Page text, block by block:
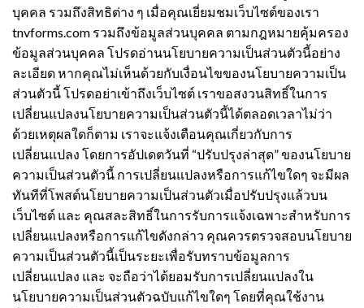
บุคคล รวมถึงสิทธิต่าง ๆ เมื่อคุณเยี่ยมชมเว็บไซต์ของเรา
tnvforms.com รวมถึงข้อมูลส่วนบุคคล ตามกฎหมายคุ้มครอง
ข้อมูลส่วนบุคคล โปรดอ่านนโยบายความเป็นส่วนตัวนี้อย่าง
ละเอียด หากคุณไม่เห็นด้วยกับเงื่อนไขของนโยบายความเป็น
ส่วนตัวนี้ โปรดอย่าเข้าถึงเว็บไซต์ เราขอสงวนสิทธิ์ในการ
เปลี่ยนแปลงนโยบายความเป็นส่วนตัวนี้ได้ตลอดเวลาไม่ว่า
ด้วยเหตุผลใดก็ตาม เราจะแจ้งเตือนคุณเกี่ยวกับการ
เปลี่ยนแปลง โดยการอัปเดตวันที่ “ปรับปรุงล่าสุด” ของนโยบาย
ความเป็นส่วนตัวนี้ การเปลี่ยนแปลงหรือการแก้ไขใดๆ จะมีผล
ทันทีที่โพสต์นโยบายความเป็นส่วนตัวเมื่อปรับปรุงแล้วบน
เว็บไซต์ และ คุณสละสิทธิ์ในการรับการแจ้งเฉพาะสำหรับการ
เปลี่ยนแปลงหรือการแก้ไขดังกล่าว คุณควรตรวจสอบนโยบาย
ความเป็นส่วนตัวนี้เป็นระยะเพื่อรับทราบข้อมูลการ
เปลี่ยนแปลง และ จะถือว่าได้ยอมรับการเปลี่ยนแปลงใน
นโยบายความเป็นส่วนตัวฉบับแก้ไขใดๆ โดยที่คุณใช้งาน